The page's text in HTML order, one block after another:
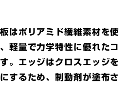
はポリアミド繊維素材を使
軽量で力学特性に優れたコ
。エッジはクロスエッジを
するため、制動剤が塗布さ